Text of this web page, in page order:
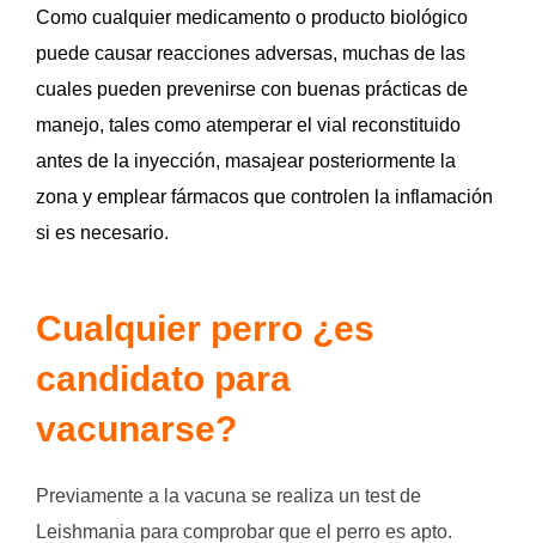
Como cualquier medicamento o producto biológico
puede causar reacciones adversas, muchas de las
cuales pueden prevenirse con buenas prácticas de
manejo, tales como atemperar el vial reconstituido
antes de la inyección, masajear posteriormente la
zona y emplear fármacos que controlen la inflamación
si es necesario.
Cualquier perro ¿es
candidato para
vacunarse?
Previamente a la vacuna se realiza un test de
Leishmania para comprobar que el perro es apto.